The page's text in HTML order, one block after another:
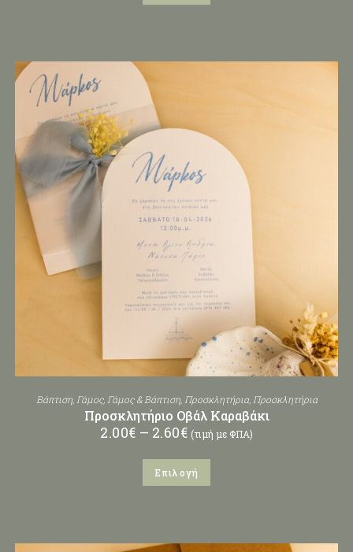
Βάπτιση,Γάμος,Γάμος & Βάπτιση,Προσκλητήρια,Προσκλητήρια
Προσκλητήριο Οβάλ Καραβάκι
2.00€ – 2.60€ (τιμή με ΦΠΑ)
Επιλογή